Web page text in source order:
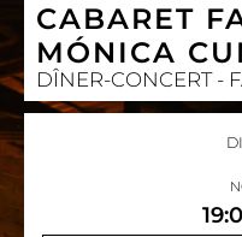
CABARET
MÓNICA
DÎNER-CONCERT -